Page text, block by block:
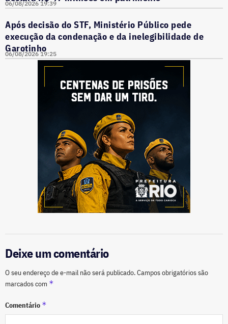
06/08/2026 19:39
Após decisão do STF, Ministério Público pede
execução da condenação e da inelegibilidade de
Garotinho
06/08/2026 19:25
Deixe um comentário
O seu endereço de e-mail não será publicado.Campos obrigatórios são
marcados com *
Comentário *